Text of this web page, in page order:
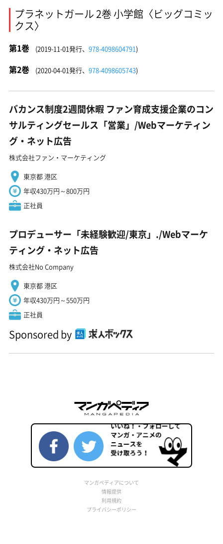
プラネットガール 2巻 小学館〈ビッグコミッ
クス〉
第1巻 (2019-11-01発行、 978-4098604791)
第2巻 (2020-04-01発行、 978-4098605743)
バカンス制度2週間休暇 ファン育成支援企業のコン
サルティングセールス「営業」/Webマーケティン
グ・ネット広告
株式会社ファン・マーケティング
東京都 港区
年収430万円～800万円
正社員
プロデューサー「未経験歓迎/東京」./Webマーケ
ティング・ネット広告
株式会社No Company
東京都 港区
年収430万円～550万円
正社員
Sponsored by
マンガペディアについて
情報提供
利用規約
プライバシーポリシー